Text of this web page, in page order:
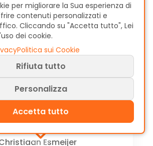
vs ProcessMind:
Mining
nel 2025
Disco e ProcessMind e trova
ideale di Process Mining
nel 2025. Scopri
prezzi e casi d’uso.
Esmeijer
per migliorare la Sua esperienza di
contenuti personalizzati e
Cliccando su "Accetta tutto", Lei
dei cookie.
Politica sui Cookie
Rifiuta tutto
Personalizza
Accetta tutto